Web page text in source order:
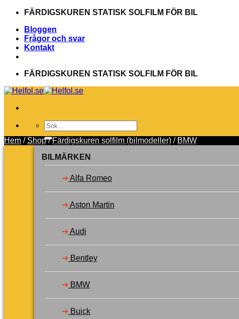
Skip
content
FÄRDIGSKUREN STATISK SOLFILM FÖR BIL
Bloggen
Frågor och svar
Kontakt
FÄRDIGSKUREN STATISK SOLFILM FÖR BIL
Sök
efter:
Välj bilmärke
Toner
Verktyg
Dansk
Varukorg /0,00kr
Gå tillbaka till butiken
Hem / Shop / Färdigskuren solfilm (bilmodeller) / BMW
BILMÄRKEN
➔Alfa Romeo
➔Aston Martin
➔Audi
➔ Bentley
➔ BMW
➔ Buick